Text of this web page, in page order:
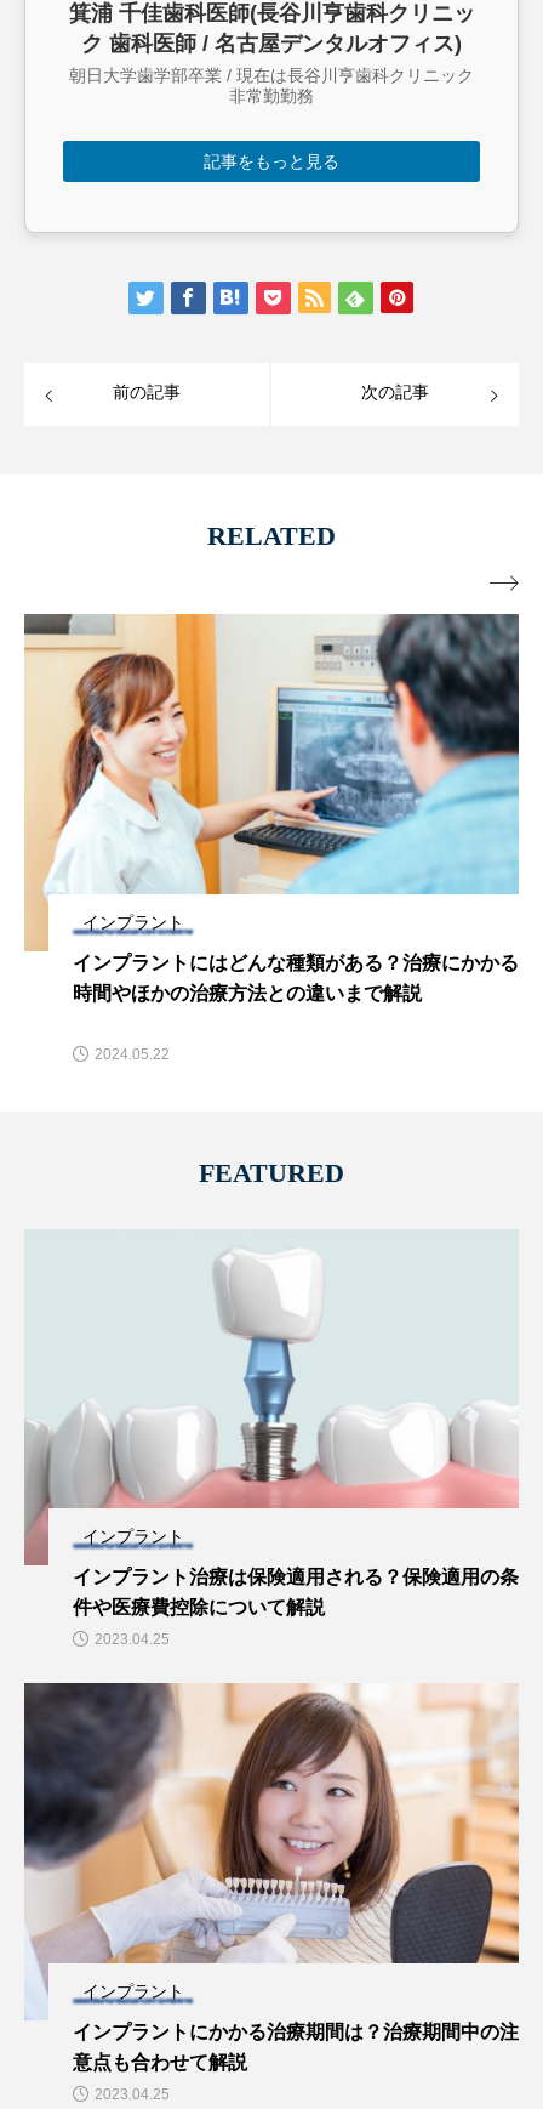
箕浦 千佳歯科医師(長谷川亨歯科クリニッ
ク 歯科医師 / 名古屋デンタルオフィス)
朝日大学歯学部卒業 / 現在は長谷川亨歯科クリニック
非常勤勤務
記事をもっと見る
前の記事 次の記事
RELATED
インプラント
インプラントにはどんな種類がある？治療にかかる
時間やほかの治療方法との違いまで解説
2024.05.22

FEATURED
インプラント
インプラント治療は保険適用される？保険適用の条
件や医療費控除について解説
2023.04.25
インプラント
インプラントにかかる治療期間は？治療期間中の注
意点も合わせて解説
2023.04.25